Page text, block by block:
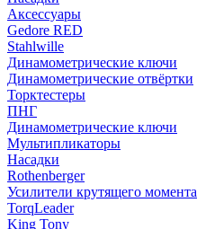
Аксессуары
Gedore RED
Stahlwille
Динамометрические ключи
Динамометрические отвёртки
Торктестеры
ПНГ
Динамометрические ключи
Мультипликаторы
Насадки
Rothenberger
Усилители крутящего момента
TorqLeader
King Tony